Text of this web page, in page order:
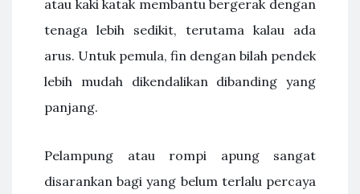
atau kaki katak membantu bergerak dengan
tenaga lebih sedikit, terutama kalau ada
arus. Untuk pemula, fin dengan bilah pendek
lebih mudah dikendalikan dibanding yang
panjang.
Pelampung atau rompi apung sangat
disarankan bagi yang belum terlalu percaya